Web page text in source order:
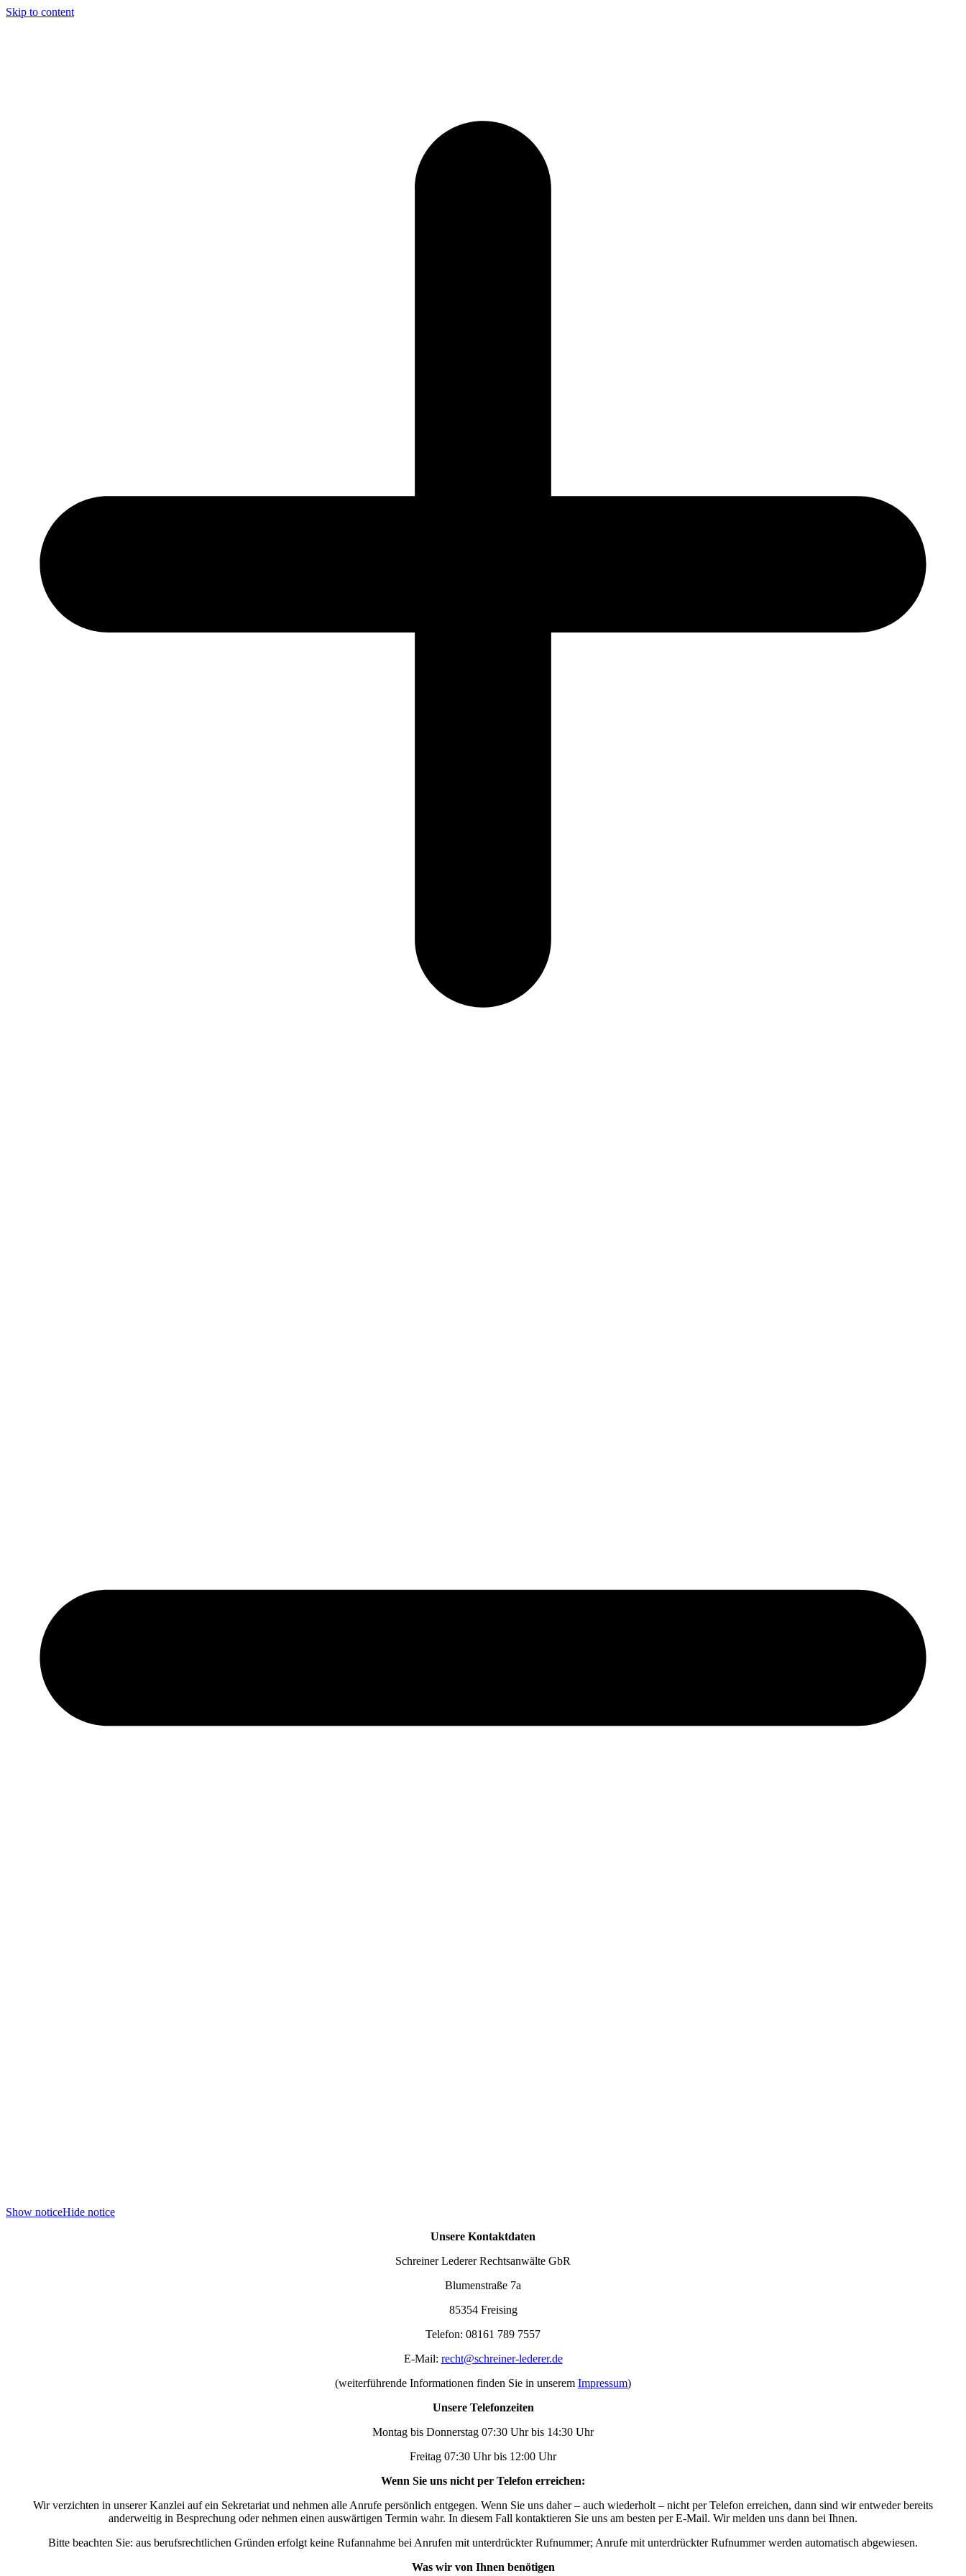
Skip to content
Show noticeHide notice
Unsere Kontaktdaten
Schreiner Lederer Rechtsanwälte GbR
Blumenstraße 7a
85354 Freising
Telefon: 08161 789 7557
E-Mail: recht@schreiner-lederer.de
(weiterführende Informationen finden Sie in unserem Impressum)
Unsere Telefonzeiten
Montag bis Donnerstag 07:30 Uhr bis 14:30 Uhr
Freitag 07:30 Uhr bis 12:00 Uhr
Wenn Sie uns nicht per Telefon erreichen:
Wir verzichten in unserer Kanzlei auf ein Sekretariat und nehmen alle Anrufe persönlich entgegen. Wenn Sie uns daher – auch wiederholt – nicht per Telefon erreichen, dann sind wir entweder bereits
anderweitig in Besprechung oder nehmen einen auswärtigen Termin wahr. In diesem Fall kontaktieren Sie uns am besten per E-Mail. Wir melden uns dann bei Ihnen.
Bitte beachten Sie: aus berufsrechtlichen Gründen erfolgt keine Rufannahme bei Anrufen mit unterdrückter Rufnummer; Anrufe mit unterdrückter Rufnummer werden automatisch abgewiesen.
Was wir von Ihnen benötigen